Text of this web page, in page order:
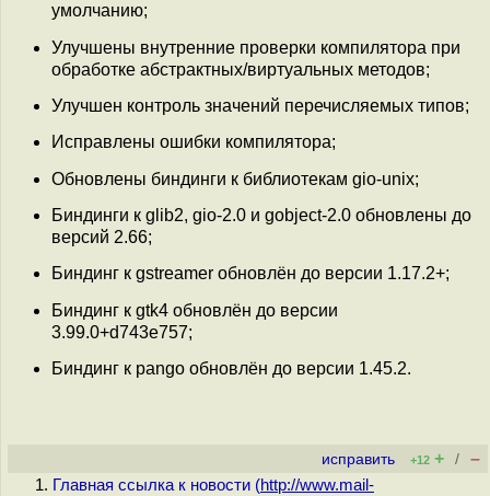
умолчанию;
Улучшены внутренние проверки компилятора при
обработке абстрактных/виртуальных методов;
Улучшен контроль значений перечисляемых типов;
Исправлены ошибки компилятора;
Обновлены биндинги к библиотекам gio-unix;
Биндинги к glib2, gio-2.0 и gobject-2.0 обновлены до
версий 2.66;
Биндинг к gstreamer обновлён до версии 1.17.2+;
Биндинг к gtk4 обновлён до версии
3.99.0+d743e757;
Биндинг к pango обновлён до версии 1.45.2.
исправить +12 + / –
Главная ссылка к новости (http://www.mail-